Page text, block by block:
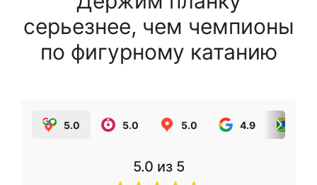
серьезнее, чем чемпионы
по фигурному катанию
5.0 5.0 5.0 4.9
5.0 из 5